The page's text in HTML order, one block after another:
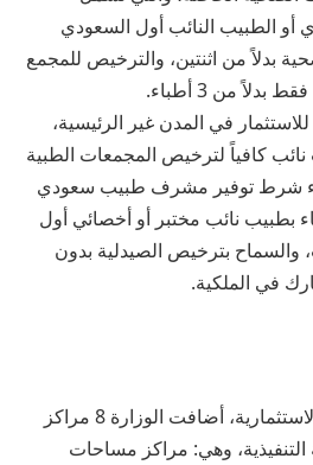
أو الطبيب النائب أول السعودي
صحية بدلاً من اثنتين، والترخيص للمجمع
من 3 أطباء.
في المدن غير الرئيسية،
كافياً لترخيص المجمعات الطبية
شرط توفير مشرف طبيب سعودي
بطبيب نائب مختبر أو أخصائي أول
والسماح بترخيص الصيدلية بدون
في الملكية.
في خطوة لزيادة الفرص الاستثمارية، أضافت الوزارة 8 مراكز
التنفيذية، وهي: مراكز مساحات